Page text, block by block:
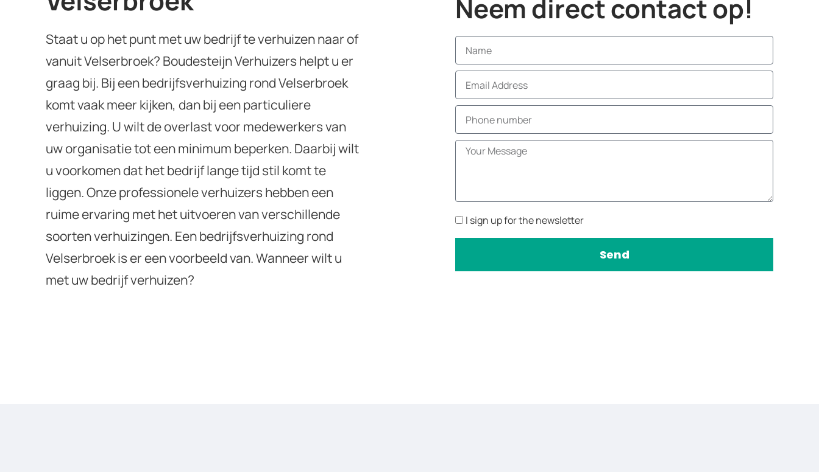
Staat u op het punt met uw bedrijf te verhuizen naar of
vanuit Velserbroek? Boudesteijn Verhuizers helpt u er
graag bij. Bij een bedrijfsverhuizing rond Velserbroek
komt vaak meer kijken, dan bij een particuliere
verhuizing. U wilt de overlast voor medewerkers van
uw organisatie tot een minimum beperken. Daarbij wilt
u voorkomen dat het bedrijf lange tijd stil komt te
liggen. Onze professionele verhuizers hebben een
ruime ervaring met het uitvoeren van verschillende
soorten verhuizingen. Een bedrijfsverhuizing rond
Velserbroek is er een voorbeeld van. Wanneer wilt u
met uw bedrijf verhuizen?
Neem direct contact op!
I sign up for the newsletter
Send